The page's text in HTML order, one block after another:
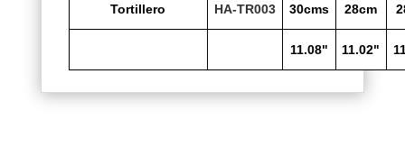
Tortillero HA-TR003 30cms 28cm
11.08" 11.02"